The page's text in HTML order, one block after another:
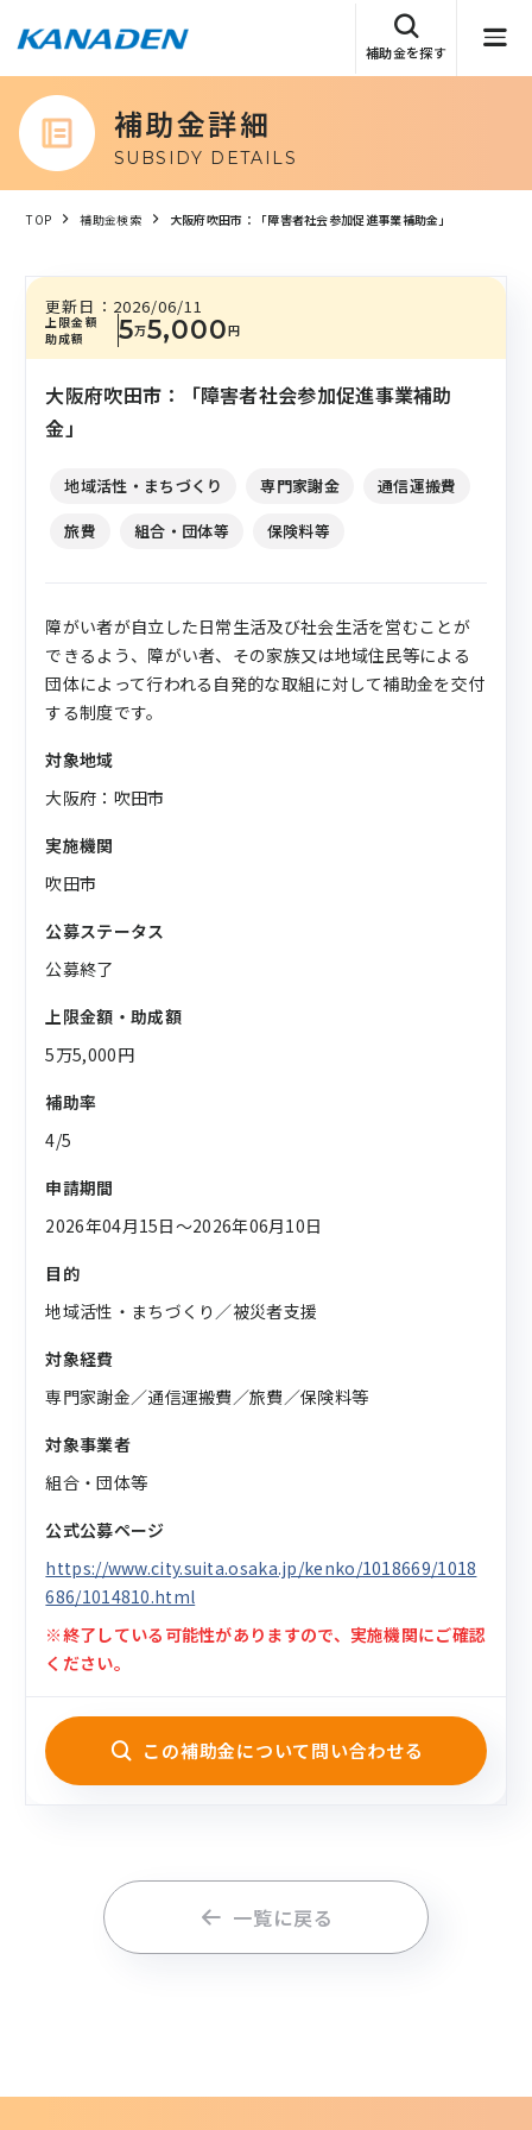
補助金を探す
補助金詳細
SUBSIDY DETAILS
TOP 補助金検索 大阪府吹田市：「障害者社会参加促進事業補助金」
上限金額
助成額
5万5,000円
更新日： 2026/06/11
大阪府吹田市：「障害者社会参加促進事業補助
金」
地域活性・まちづくり 専門家謝金
通信運搬費
旅費
組合・団体等 保険料等
障がい者が自立した日常生活及び社会生活を営むことが
できるよう、障がい者、その家族又は地域住民等による
団体によって行われる自発的な取組に対して補助金を交付
する制度です。
対象地域
大阪府：吹田市
実施機関
吹田市
公募ステータス
公募終了
上限金額・助成額
5万5,000円
補助率
4/5
申請期間
2026年04月15日〜2026年06月10日
目的
地域活性・まちづくり／被災者支援
対象経費
専門家謝金／通信運搬費／旅費／保険料等
対象事業者
組合・団体等
公式公募ページ
https://www.city.suita.osaka.jp/kenko/1018669/1018
686/1014810.html
※終了している可能性がありますので、実施機関にご確認
ください。
この補助金について問い合わせる
一覧に戻る